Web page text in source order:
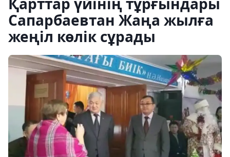
Сапарбаевтан Жаңа жылға
жеңіл көлік сұрады